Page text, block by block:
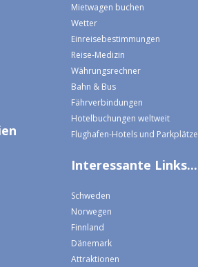
Mietwagen buchen
Wetter
Einreisebestimmungen
Reise-Medizin
Währungsrechner
Bahn & Bus
Fährverbindungen
Hotelbuchungen weltweit
Flughafen-Hotels und Parkplätze
Interessante Links...
Schweden
Norwegen
Finnland
Dänemark
Attraktionen